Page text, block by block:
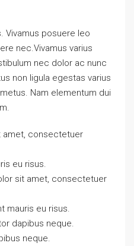
Vivamus posuere leo
nec.Vivamus varius
nec dolor ac nunc
non ligula egestas varius
Nam elementum dui
amet, consectetuer
eu risus.
sit amet, consectetuer
mauris eu risus.
dapibus neque.
neque.